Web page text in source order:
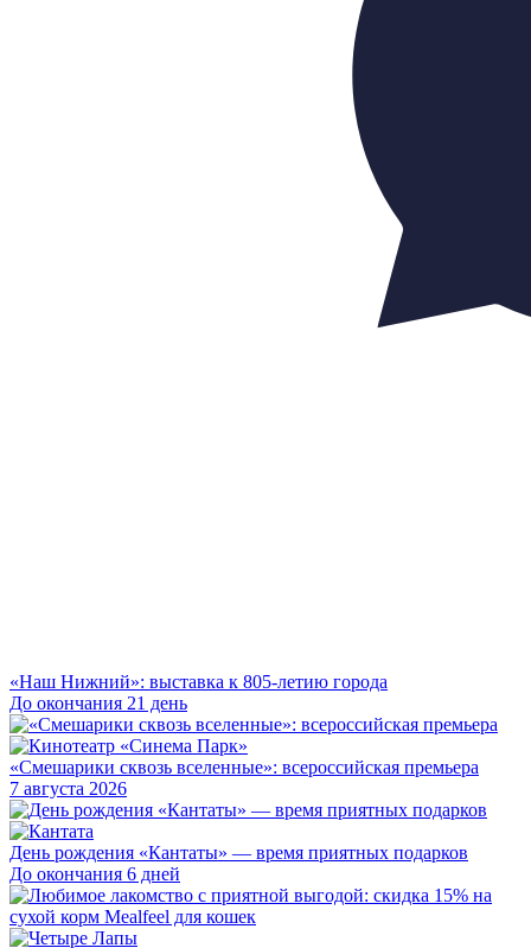
«Наш Нижний»: выставка к 805-летию города
До окончания 21 день
«Смешарики сквозь вселенные»: всероссийская премьера
7 августа 2026
День рождения «Кантаты» — время приятных подарков
До окончания 6 дней